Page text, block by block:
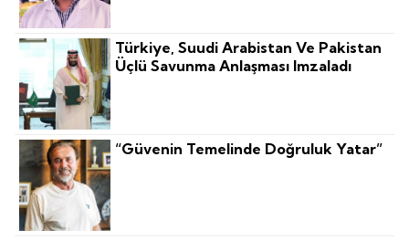
Türkiye, Suudi Arabistan Ve Pakistan
Üçlü Savunma Anlaşması Imzaladı
“Güvenin Temelinde Doğruluk Yatar”